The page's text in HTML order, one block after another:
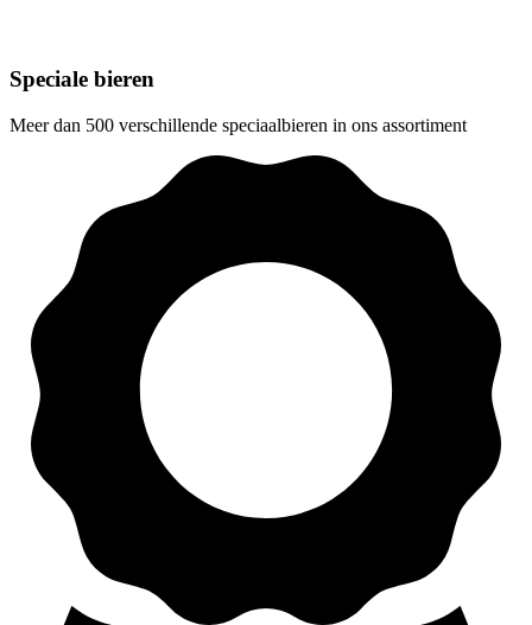
Speciale bieren
Meer dan 500 verschillende speciaalbieren in ons assortiment